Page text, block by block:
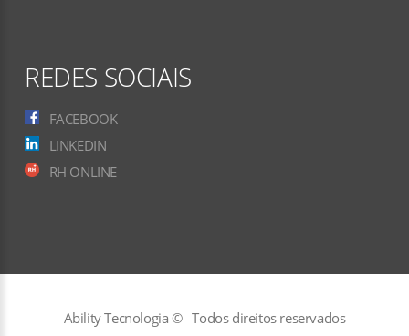
REDES SOCIAIS
FACEBOOK
LINKEDIN
RH ONLINE
Ability Tecnologia © Todos direitos reservados